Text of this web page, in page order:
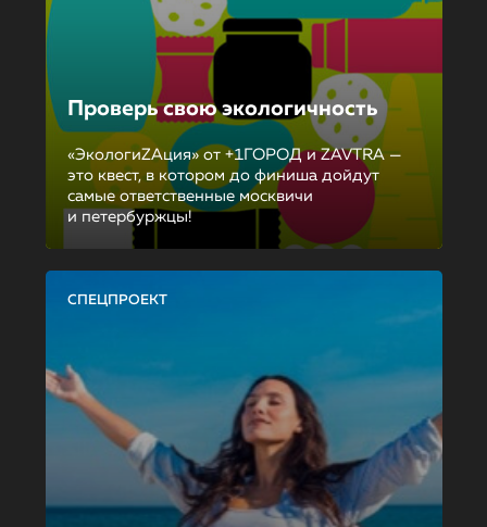
Проверь свою экологичность
«ЭкологиZAция» от +1ГОРОД и ZAVTRA —
это квест, в котором до финиша дойдут
самые ответственные москвичи
и петербуржцы!
СПЕЦПРОЕКТ